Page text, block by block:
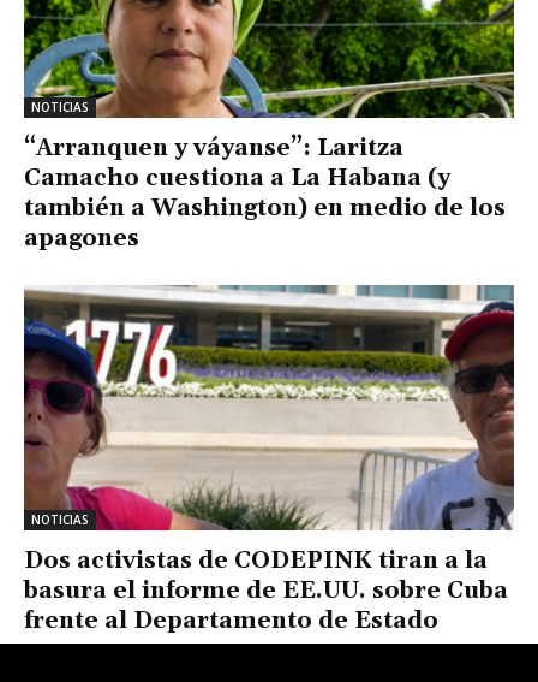
NOTICIAS
“Arranquen y váyanse”: Laritza
Camacho cuestiona a La Habana (y
también a Washington) en medio de los
apagones
NOTICIAS
Dos activistas de CODEPINK tiran a la
basura el informe de EE.UU. sobre Cuba
frente al Departamento de Estado